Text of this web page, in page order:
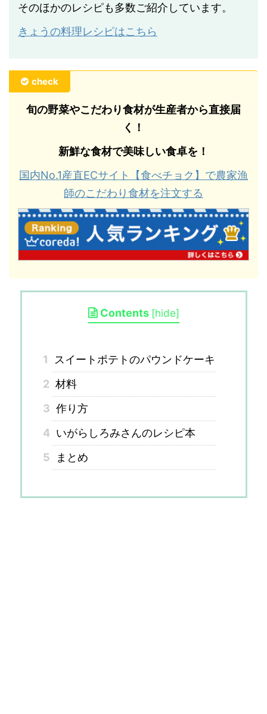
そのほかのレシピも多数ご紹介しています。
きょうの料理レシピはこちら
check
旬の野菜やこだわり食材が生産者から直接届
く！
新鮮な食材で美味しい食卓を！
国内No.1産直ECサイト【食べチョク】で農家漁
師のこだわり食材を注文する
Contents [hide]
1
スイートポテトのパウンドケーキ
2 材料
3 作り方
4 いがらしろみさんのレシピ本
5
まとめ